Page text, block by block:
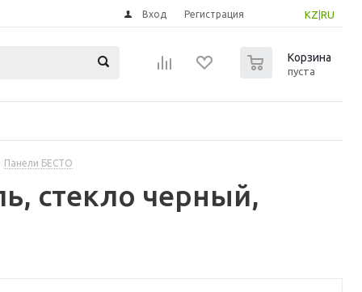
KZ RU
Вход Регистрация
Корзина
пуста
Панели БЕСТО
стекло черный,